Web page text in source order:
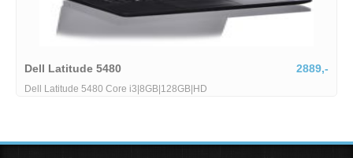
2889,- Lenovo ThinkPad T15
Lenovo ThinkPad T15 G2 stav B Intel Core i7-1185G7 30 GHz